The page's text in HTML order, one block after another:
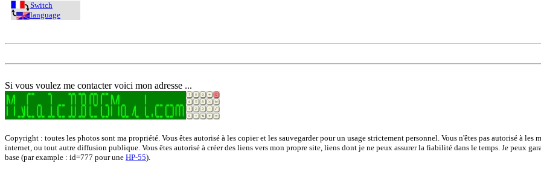
Switch
language
Si vous voulez me contacter voici mon adresse ...
Copyright : toutes les photos sont ma propriété. Vous êtes autorisé à les copier et les sauvegarder pour un usage strictement personnel. Vous n'êtes pas autorisé à
internet, ou tout autre diffusion publique. Vous êtes autorisé à créer des liens vers mon propre site, liens dont je ne peux assurer la fiabilité dans le temps. Je peux
base (par example : id=777 pour une HP-55).